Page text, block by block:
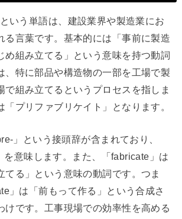
いう単語は、建設業界や製造業にお
る言葉です。基本的には「事前に製造
め組み立てる」という意味を持つ動詞
、特に部品や構造物の一部を工場で製
で組み立てるというプロセスを指しま
「プリファブリケイト」となります。
」という接頭辞が含まれており、
を意味します。また、「fabricate」は
てる」という意味の動詞です。つま
」は「前もって作る」という合成さ
けです。工事現場での効率性を高める